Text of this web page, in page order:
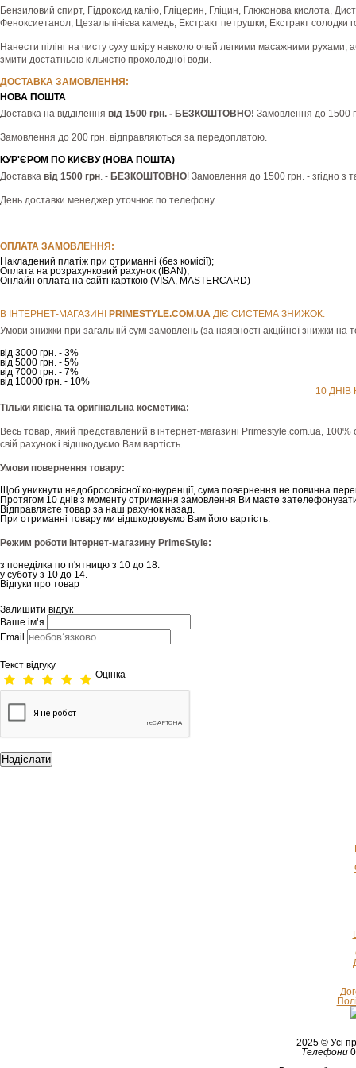
Бензиловий спирт, Гідроксид калію, Гліцерин, Гліцин, Глюконова кислота,
Феноксиетанол, Цезальпінієва камедь, Екстракт петрушки, Екстракт солодки
Нанести пілінг на чисту суху шкіру навколо очей легкими масажними
змити достатньою кількістю прохолодної води.
ДОСТАВКА ЗАМОВЛЕННЯ:
НОВА ПОШТА
Доставка на відділення від 1500 грн. - БЕЗКОШТОВНО! Замовлення до 1500
Замовлення до 200 грн. відправляються за передоплатою.
КУР'ЄРОМ ПО КИЄВУ (НОВА ПОШТА)
Доставка від 1500 грн. - БЕЗКОШТОВНО! Замовлення до 1500 грн. - згідно
День доставки менеджер уточнює по телефону.
ОПЛАТА ЗАМОВЛЕННЯ:
Накладений платіж при отриманні (без комісії);
Оплата на розрахунковий рахунок (IBAN);
Онлайн оплата на сайті карткою (VISA, MASTERCARD)
В ІНТЕРНЕТ-МАГАЗИНІ РRIMESTYLE.COM.UA ДІЄ СИСТЕМА ЗНИЖОК.
Умови знижки при загальній сумі замовлень (за наявності акційної знижки на
від 3000 грн. - 3%
від 5000 грн. - 5%
від 7000 грн. - 7%
від 10000 грн. - 10%
10
Тільки якісна та оригінальна косметика:
Весь товар, який представлений в інтернет-магазині Рrimestyle.com.ua,
свій рахунок і відшкодуємо Вам вартість.
Умови повернення товару:
Щоб уникнути недобросовісної конкуренції, сума повернення не повинна
Протягом 10 днів з моменту отримання замовлення Ви маєте
Відправляєте товар за наш рахунок назад.
При отриманні товару ми відшкодовуємо Вам його вартість.
Режим роботи інтернет-магазину PrimeStyle:
з понеділка по п'ятницю з 10 до 18.
у суботу з 10 до 14.
Відгуки про товар
Залишити відгук
Ваше ім’я
Email
Текст відгуку
Оцінка
2025 © Усі
Телефони